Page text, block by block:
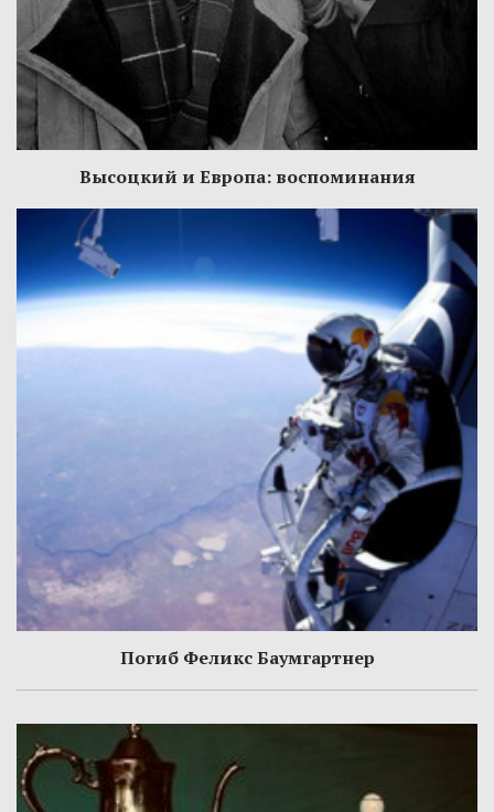
Высоцкий и Европа: воспоминания
Погиб Феликс Баумгартнер